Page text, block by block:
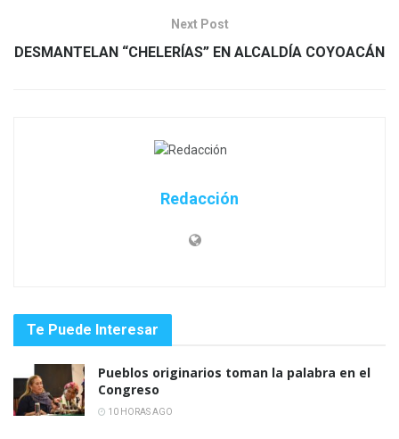
Next Post
DESMANTELAN “CHELERÍAS” EN ALCALDÍA COYOACÁN
Redacción
Te Puede Interesar
Pueblos originarios toman la palabra en el
Congreso
10 HORAS AGO